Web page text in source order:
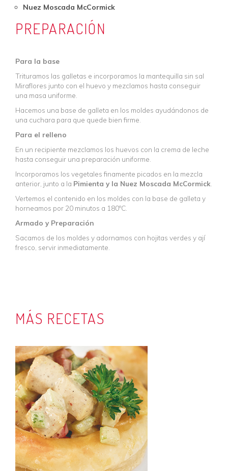
Nuez Moscada McCormick
PREPARACIÓN
Para la base
Trituramos las galletas e incorporamos la mantequilla sin sal
Miraflores junto con el huevo y mezclamos hasta conseguir
una masa uniforme.
Hacemos una base de galleta en los moldes ayudándonos de
una cuchara para que quede bien firme.
Para el relleno
En un recipiente mezclamos los huevos con la crema de leche
hasta conseguir una preparación uniforme.
Incorporamos los vegetales finamente picados en la mezcla
anterior, junto a la Pimienta y la Nuez Moscada McCormick
Vertemos el contenido en los moldes con la base de galleta y
horneamos por 20 minutos a 180ºC.
Armado y Preparación
Sacamos de los moldes y adornamos con hojitas verdes y ají
fresco, servir inmediatamente.
MÁS RECETAS